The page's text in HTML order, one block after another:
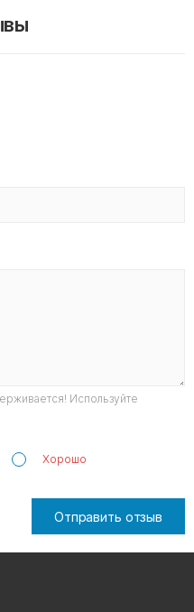
Используйте
Хорошо
Отправить отзыв